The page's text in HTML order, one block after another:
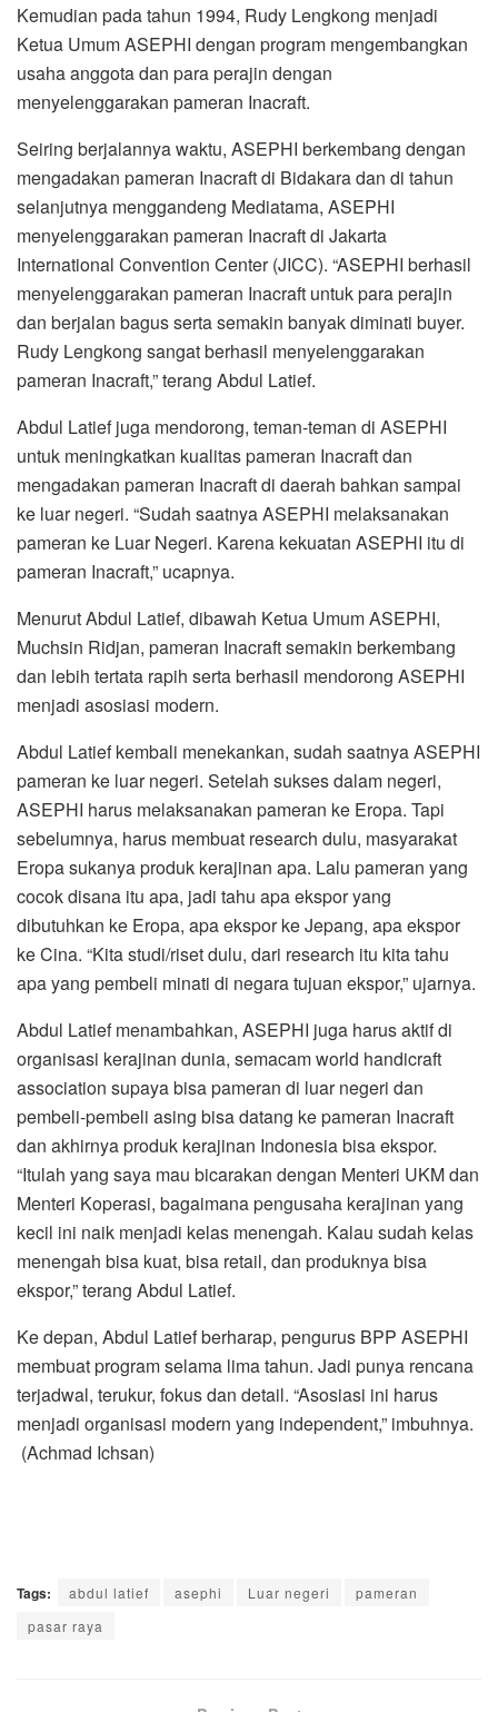
Kemudian pada tahun 1994, Rudy Lengkong menjadi
Ketua Umum ASEPHI dengan program mengembangkan
usaha anggota dan para perajin dengan
menyelenggarakan pameran Inacraft.
Seiring berjalannya waktu, ASEPHI berkembang dengan
mengadakan pameran Inacraft di Bidakara dan di tahun
selanjutnya menggandeng Mediatama, ASEPHI
menyelenggarakan pameran Inacraft di Jakarta
International Convention Center (JICC). “ASEPHI berhasil
menyelenggarakan pameran Inacraft untuk para perajin
dan berjalan bagus serta semakin banyak diminati buyer.
Rudy Lengkong sangat berhasil menyelenggarakan
pameran Inacraft,” terang Abdul Latief.
Abdul Latief juga mendorong, teman-teman di ASEPHI
untuk meningkatkan kualitas pameran Inacraft dan
mengadakan pameran Inacraft di daerah bahkan sampai
ke luar negeri. “Sudah saatnya ASEPHI melaksanakan
pameran ke Luar Negeri. Karena kekuatan ASEPHI itu di
pameran Inacraft,” ucapnya.
Menurut Abdul Latief, dibawah Ketua Umum ASEPHI,
Muchsin Ridjan, pameran Inacraft semakin berkembang
dan lebih tertata rapih serta berhasil mendorong ASEPHI
menjadi asosiasi modern.
Abdul Latief kembali menekankan, sudah saatnya ASEPHI
pameran ke luar negeri. Setelah sukses dalam negeri,
ASEPHI harus melaksanakan pameran ke Eropa. Tapi
sebelumnya, harus membuat research dulu, masyarakat
Eropa sukanya produk kerajinan apa. Lalu pameran yang
cocok disana itu apa, jadi tahu apa ekspor yang
dibutuhkan ke Eropa, apa ekspor ke Jepang, apa ekspor
ke Cina. “Kita studi/riset dulu, dari research itu kita tahu
apa yang pembeli minati di negara tujuan ekspor,” ujarnya.
Abdul Latief menambahkan, ASEPHI juga harus aktif di
organisasi kerajinan dunia, semacam world handicraft
association supaya bisa pameran di luar negeri dan
pembeli-pembeli asing bisa datang ke pameran Inacraft
dan akhirnya produk kerajinan Indonesia bisa ekspor.
“Itulah yang saya mau bicarakan dengan Menteri UKM dan
Menteri Koperasi, bagaimana pengusaha kerajinan yang
kecil ini naik menjadi kelas menengah. Kalau sudah kelas
menengah bisa kuat, bisa retail, dan produknya bisa
ekspor,” terang Abdul Latief.
Ke depan, Abdul Latief berharap, pengurus BPP ASEPHI
membuat program selama lima tahun. Jadi punya rencana
terjadwal, terukur, fokus dan detail. “Asosiasi ini harus
menjadi organisasi modern yang independent,” imbuhnya.
(Achmad Ichsan)
Tags: abdul latief asephi Luar negeri
pameran
pasar raya